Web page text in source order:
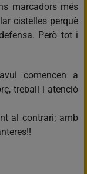
marcadors més
cistelles perquè
Però tot i
comencen a
treball i atenció
al contrari; amb